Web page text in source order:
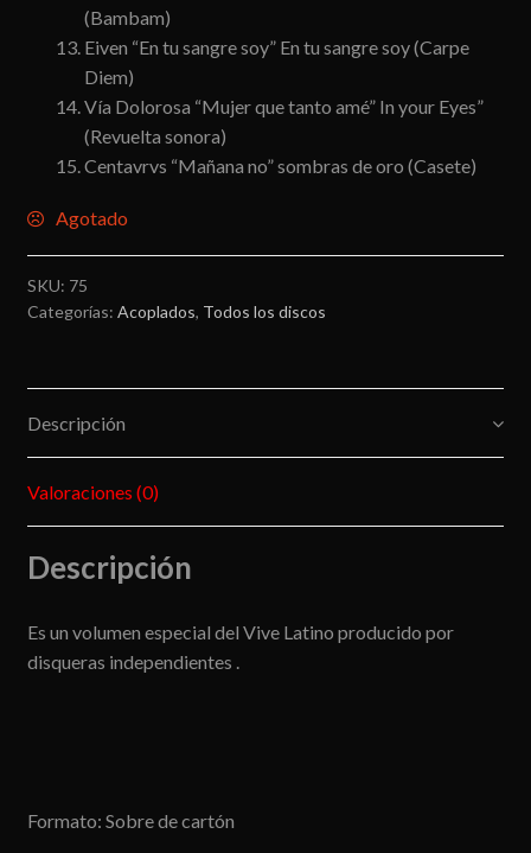
(Bambam)
Eiven “En tu sangre soy” En tu sangre soy (Carpe
Diem)
Vía Dolorosa “Mujer que tanto amé” In your Eyes”
(Revuelta sonora)
Centavrvs “Mañana no” sombras de oro (Casete)
Agotado
SKU: 75
Categorías: Acoplados, Todos los discos
Descripción
Valoraciones (0)
Descripción
Es un volumen especial del Vive Latino producido por
disqueras independientes .
Formato: Sobre de cartón